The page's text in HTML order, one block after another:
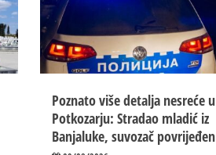
Poznato više detalja nesreće u
Potkozarju: Stradao mladić iz
Banjaluke, suvozač povrijeđen